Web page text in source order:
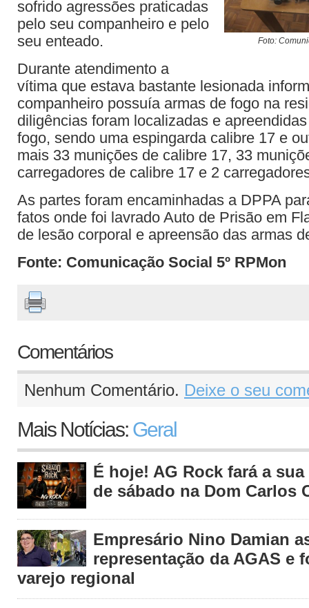
Foto:
sofrido agressões praticadas
pelo seu companheiro e pelo
seu enteado.
Durante atendimento a
vítima que estava bastante lesionada
companheiro possuía armas de fogo na
diligências foram localizadas e
fogo, sendo uma espingarda calibre 17 e
mais 33 munições de calibre 17, 33
carregadores de calibre 17 e 2
As partes foram encaminhadas a DPPA
fatos onde foi lavrado Auto de Prisão em
de lesão corporal e apreensão das armas
Fonte: Comunicação Social 5º RPMon
Comentários
Nenhum Comentário. Deixe o seu
Mais Notícias: Geral
É hoje! AG Rock fará a
de sábado na Dom Carlos
Empresário Nino Damian
representação da AGAS e
varejo regional